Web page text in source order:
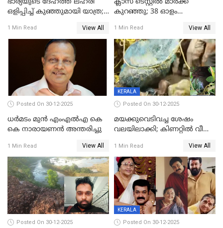
ഒളിപ്പിച്ച് കുഞ്ഞുമായി യാത്ര;
പിടികൂടി പൊലീസ്
1 Min Read View All
കുറഞ്ഞു; 38 ഓളം
സെന്ററിലെ അധ്യാപകന്‍
മർദിച്ചതായി പരാതി
1 Min Read View All
Posted On 30-12-2025
ധർമടം മുൻ എംഎല്‍എ കെ
കെ നാരായണന്‍ അന്തരിച്ചു
1 Min Read View All
KERALA
Posted On 30-12-2025
മയക്കുവെടിവച്ച ശേഷം
വലയിലാക്കി; കിണറ്റിൽ വീണ
1 Min Read View All
Posted On 30-12-2025
KERALA
Posted On 30-12-2025